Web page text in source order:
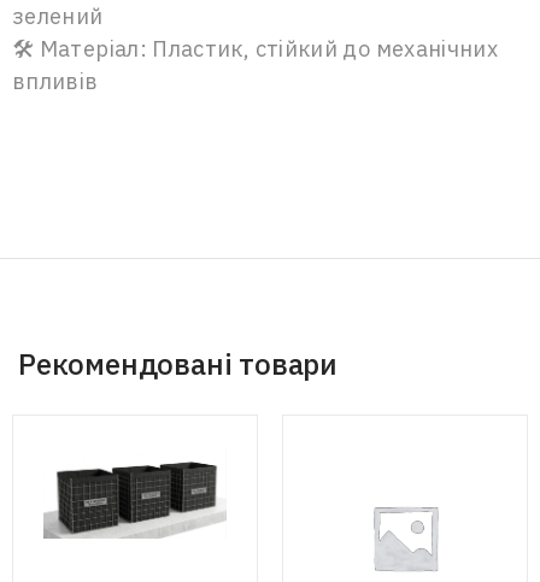
зелений
🛠 Матеріал: Пластик, стійкий до механічних
впливів
Рекомендовані товари